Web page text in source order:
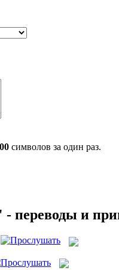
символов за один раз.
- переводы и